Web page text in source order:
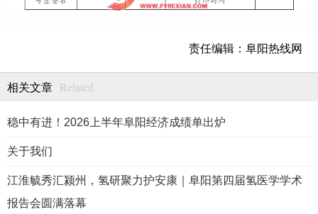
责任编辑：阜阳热线网
相关文章 Related
稳中有进！2026上半年阜阳经济成绩单出炉
关于我们
江淮毓秀汇颍州，氢研聚力护安康｜阜阳第四届氢医学学术
报告会圆满落幕